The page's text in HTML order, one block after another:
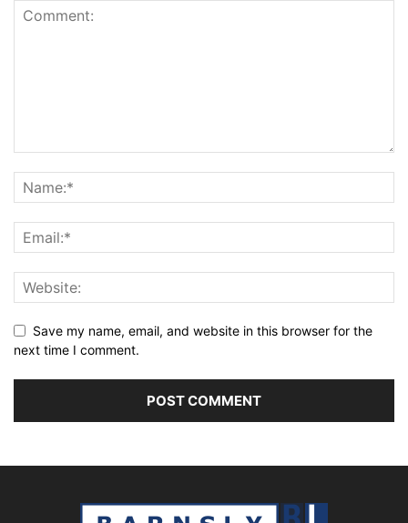
Save my name, email, and website in this browser for the
next time I comment.